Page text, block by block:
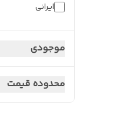
ایرانی
موجودی
محدوده قیمت